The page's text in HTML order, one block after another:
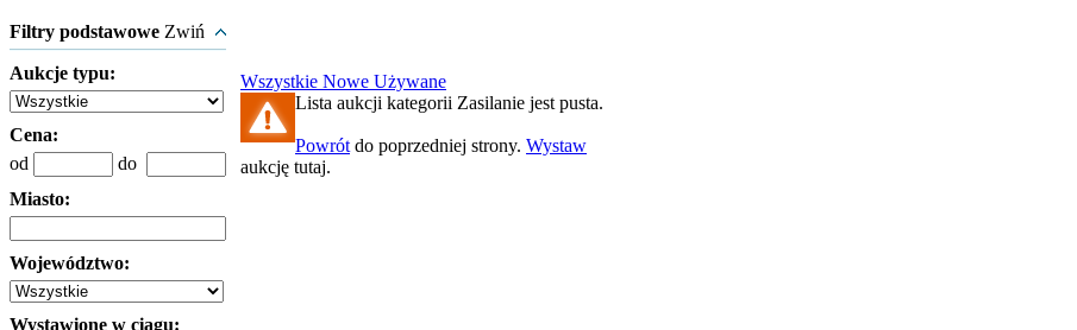
Filtry podstawowe Zwiń
Aukcje typu:
Cena:
od
do
Miasto:
Województwo:
Wystawione w ciągu:
Wszystkie Nowe Używane
Lista aukcji kategorii Zasilanie jest pusta.
Powrót do poprzedniej strony. Wystaw
aukcję tutaj.